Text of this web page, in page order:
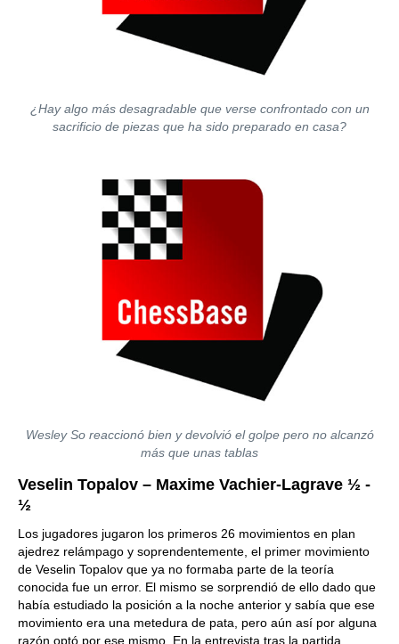
¿Hay algo más desagradable que verse confrontado con un
sacrificio de piezas que ha sido preparado en casa?
Wesley So reaccionó bien y devolvió el golpe pero no alcanzó
más que unas tablas
Veselin Topalov – Maxime Vachier-Lagrave ½ -
½
Los jugadores jugaron los primeros 26 movimientos en plan
ajedrez relámpago y soprendentemente, el primer movimiento
de Veselin Topalov que ya no formaba parte de la teoría
conocida fue un error. El mismo se sorprendió de ello dado que
había estudiado la posición a la noche anterior y sabía que ese
movimiento era una metedura de pata, pero aún así por alguna
razón optó por ese mismo. En la entrevista tras la partida,